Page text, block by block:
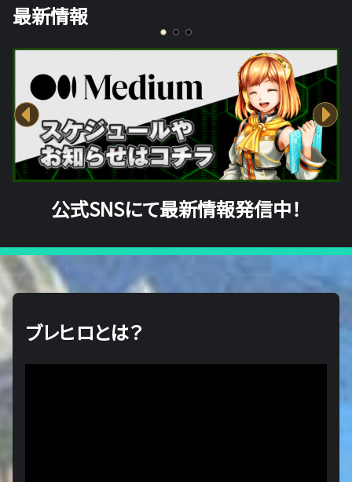
最新情報
公式SNSにて最新情報発信中！
ブレヒロとは？